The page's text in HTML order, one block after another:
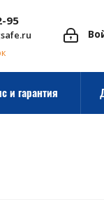
95
и гарантия